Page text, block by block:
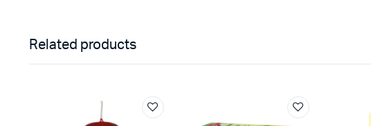
Related products